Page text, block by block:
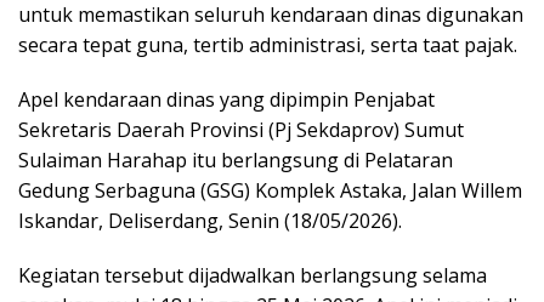
untuk memastikan seluruh kendaraan dinas digunakan
secara tepat guna, tertib administrasi, serta taat pajak.
Apel kendaraan dinas yang dipimpin Penjabat
Sekretaris Daerah Provinsi (Pj Sekdaprov) Sumut
Sulaiman Harahap itu berlangsung di Pelataran
Gedung Serbaguna (GSG) Komplek Astaka, Jalan Willem
Iskandar, Deliserdang, Senin (18/05/2026).
Kegiatan tersebut dijadwalkan berlangsung selama